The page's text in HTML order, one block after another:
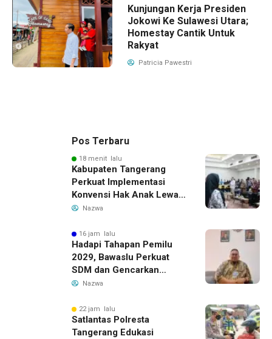
Kunjungan Kerja Presiden
Jokowi Ke Sulawesi Utara;
Homestay Cantik Untuk
Rakyat
Patricia Pawestri
Pos Terbaru
18 menit lalu
Kabupaten Tangerang
Perkuat Implementasi
Konvensi Hak Anak Lewat
Pelatihan Berbasis Budaya
Nazwa
16 jam lalu
Hadapi Tahapan Pemilu
2029, Bawaslu Perkuat
SDM dan Gencarkan
Pendidikan Demokrasi
Nazwa
22 jam lalu
Satlantas Polresta
Tangerang Edukasi